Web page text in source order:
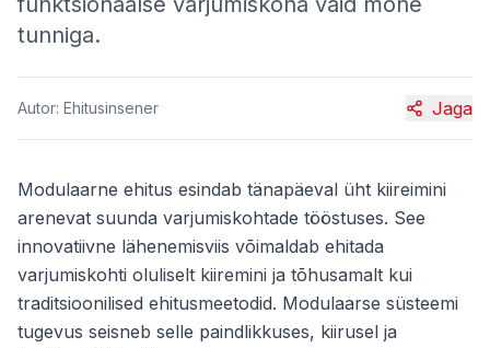
tunniga.
Autor: Ehitusinsener Jaga
Modulaarne ehitus esindab tänapäeval üht kiireimini
arenevat suunda varjumiskohtade tööstuses. See
innovatiivne lähenemisviis võimaldab ehitada
varjumiskohti oluliselt kiiremini ja tõhusamalt kui
traditsioonilised ehitusmeetodid. Modulaarse süsteemi
tugevus seisneb selle paindlikkuses, kiirusel ja